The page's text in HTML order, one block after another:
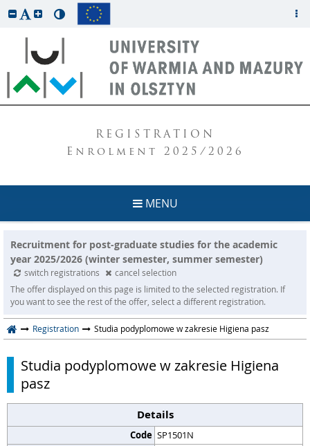
REGISTRATION
Enrolment 2025/2026
MENU
Recruitment for post-graduate studies for the academic
year 2025/2026 (winter semester, summer semester)
switch registrations
cancel selection
The offer displayed on this page is limited to the selected registration. If
you want to see the rest of the offer, select a different registration.
Registration Studia podyplomowe w zakresie Higiena pasz
Studia podyplomowe w zakresie Higiena
pasz
Details
Code SP1501N